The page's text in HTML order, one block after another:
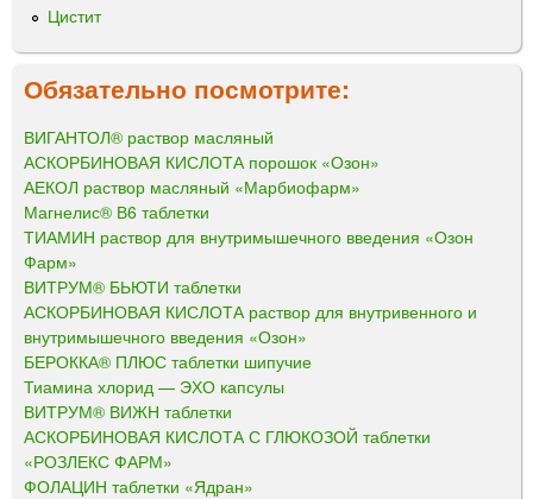
Цистит
Обязательно посмотрите:
ВИГАНТОЛ® раствор масляный
АСКОРБИНОВАЯ КИСЛОТА порошок «Озон»
АЕКОЛ раствор масляный «Марбиофарм»
Магнелис® В6 таблетки
ТИАМИН раствор для внутримышечного введения «Озон
Фарм»
ВИТРУМ® БЬЮТИ таблетки
АСКОРБИНОВАЯ КИСЛОТА раствор для внутривенного и
внутримышечного введения «Озон»
БЕРОККА® ПЛЮС таблетки шипучие
Тиамина хлорид — ЭХО капсулы
ВИТРУМ® ВИЖН таблетки
АСКОРБИНОВАЯ КИСЛОТА С ГЛЮКОЗОЙ таблетки
«РОЗЛЕКС ФАРМ»
ФОЛАЦИН таблетки «Ядран»